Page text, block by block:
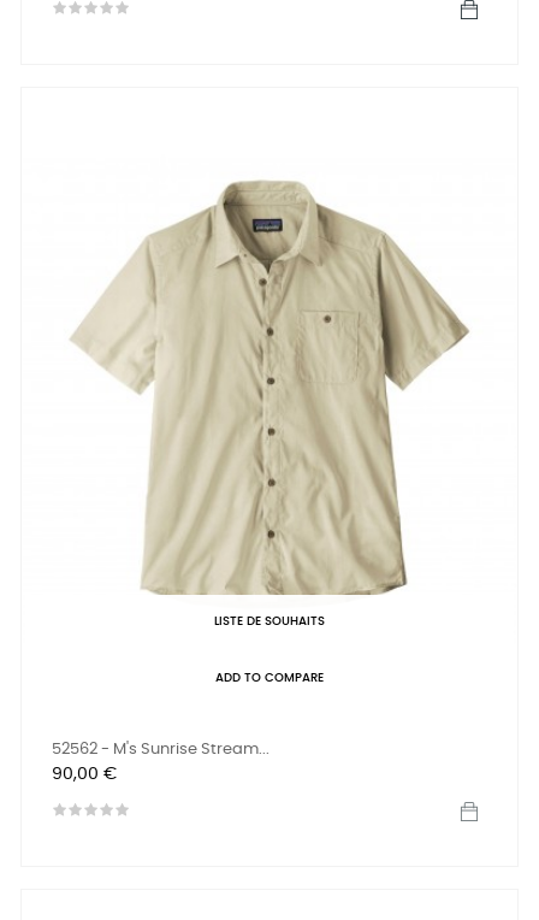
LISTE DE SOUHAITS
ADD TO COMPARE
52562 - M's Sunrise Stream...
Prix
90,00 €